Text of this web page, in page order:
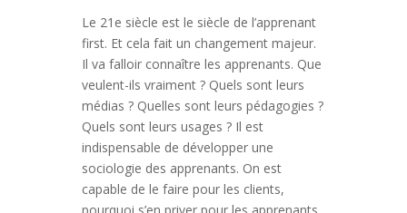
Le 21e siècle est le siècle de l’apprenant
first. Et cela fait un changement majeur.
Il va falloir connaître les apprenants. Que
veulent-ils vraiment ? Quels sont leurs
médias ? Quelles sont leurs pédagogies ?
Quels sont leurs usages ? Il est
indispensable de développer une
sociologie des apprenants. On est
capable de le faire pour les clients,